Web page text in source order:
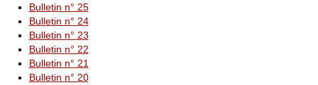
Bulletin n° 25
Bulletin n° 24
Bulletin n° 23
Bulletin n° 22
Bulletin n° 21
Bulletin n° 20